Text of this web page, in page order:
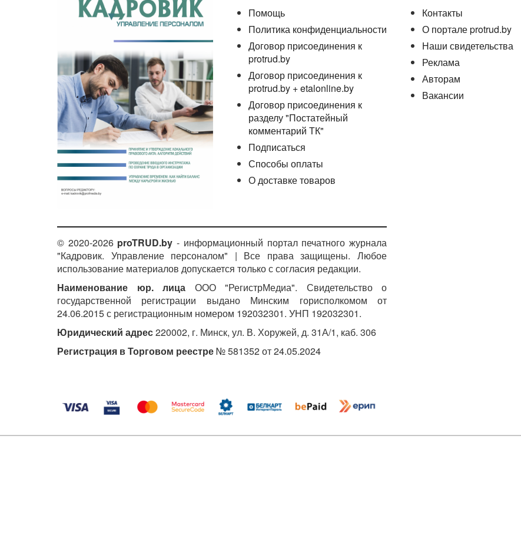
Помощь
Политика конфиденциальности
Договор присоединения к
protrud.by
Договор присоединения к
protrud.by + etalonline.by
Договор присоединения к
разделу "Постатейный
комментарий ТК"
Подписаться
Способы оплаты
О доставке товаров
Контакты
О портале protrud.by
Наши свидетельства
Реклама
Авторам
Вакансии
© 2020-2026 proTRUD.by - информационный портал печатного журнала
"Кадровик. Управление персоналом" | Все права защищены. Любое
использование материалов допускается только с согласия редакции.
Наименование юр. лица ООО "РегистрМедиа". Свидетельство о
государственной регистрации выдано Минским горисполкомом от
24.06.2015 с регистрационным номером 192032301. УНП 192032301.
Юридический адрес220002, г. Минск, ул. В. Хоружей, д. 31А/1, каб. 306
Регистрация в Торговом реестре№ 581352 от 24.05.2024